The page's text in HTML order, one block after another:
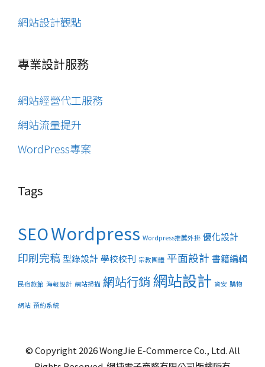
網站設計觀點
專業設計服務
網站經營代工服務
網站流量提升
WordPress專案
Tags
SEOWordpress Wordpress推薦外掛 優化設計
印刷完稿 型錄設計學校校刊 宗教團體 平面設計 書籍編輯
民宿旅館 海報設計 網站掃描 網站行銷 網站設計 資安 購物
網站 預約系統
© Copyright 2026 WongJie E-Commerce Co., Ltd. All